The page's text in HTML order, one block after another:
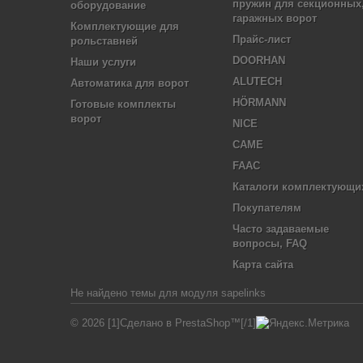
оборудование
Комплектующие для
рольставней
Наши услуги
Автоматика для ворот
Готовые комплекты
ворот
пружин для
гаражных ворот
Прайс-лист
DOORHAN
ALUTECH
HÖRMANN
NICE
CAME
FAAC
Каталоги
Покупателям
Часто задаваемые
вопросы, FAQ
Карта сайта
© 2026 [1]Сделано в PrestaShop™[/1]
Не найдено темы для модуля sapelinks